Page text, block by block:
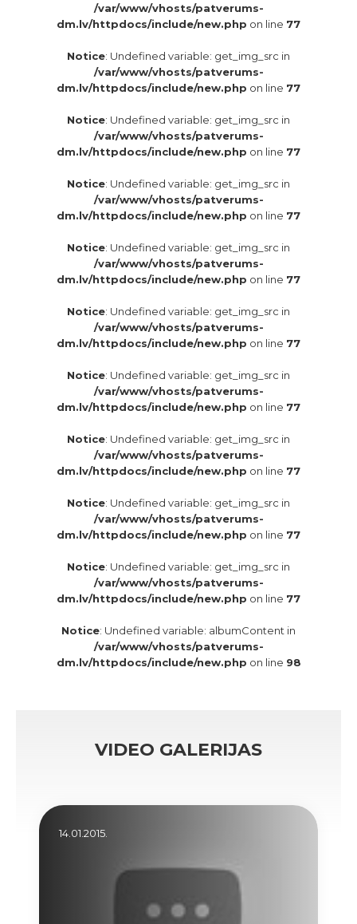
/var/www/vhosts/patverums-
dm.lv/httpdocs/include/new.php on line 77
Notice: Undefined variable: get_img_src in
/var/www/vhosts/patverums-
dm.lv/httpdocs/include/new.php on line 77
Notice: Undefined variable: get_img_src in
/var/www/vhosts/patverums-
dm.lv/httpdocs/include/new.php on line 77
Notice: Undefined variable: get_img_src in
/var/www/vhosts/patverums-
dm.lv/httpdocs/include/new.php on line 77
Notice: Undefined variable: get_img_src in
/var/www/vhosts/patverums-
dm.lv/httpdocs/include/new.php on line 77
Notice: Undefined variable: get_img_src in
/var/www/vhosts/patverums-
dm.lv/httpdocs/include/new.php on line 77
Notice: Undefined variable: get_img_src in
/var/www/vhosts/patverums-
dm.lv/httpdocs/include/new.php on line 77
Notice: Undefined variable: get_img_src in
/var/www/vhosts/patverums-
dm.lv/httpdocs/include/new.php on line 77
Notice: Undefined variable: get_img_src in
/var/www/vhosts/patverums-
dm.lv/httpdocs/include/new.php on line 77
Notice: Undefined variable: get_img_src in
/var/www/vhosts/patverums-
dm.lv/httpdocs/include/new.php on line 77
Notice: Undefined variable: albumContent in
/var/www/vhosts/patverums-
dm.lv/httpdocs/include/new.php on line 98
VIDEO GALERIJAS
14.01.2015.